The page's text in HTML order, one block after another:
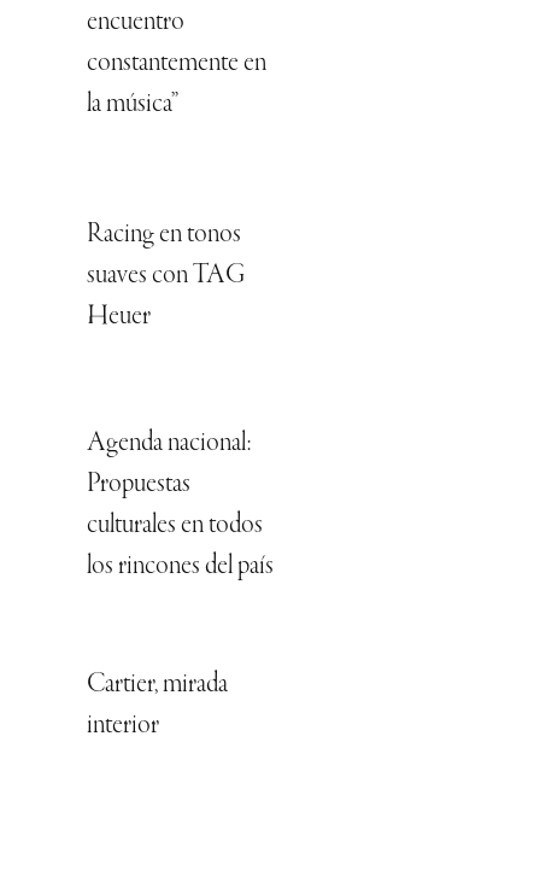
encuentro
constantemente en
la música”
Racing en tonos
suaves con TAG
Heuer
Agenda nacional:
Propuestas
culturales en todos
los rincones del país
Cartier, mirada
interior